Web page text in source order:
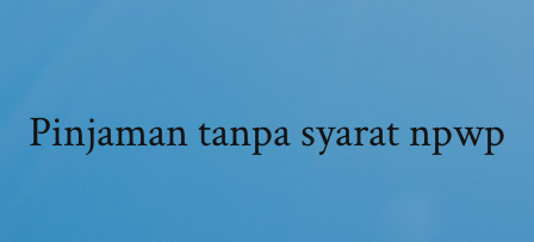
Pinjaman tanpa syarat npwp